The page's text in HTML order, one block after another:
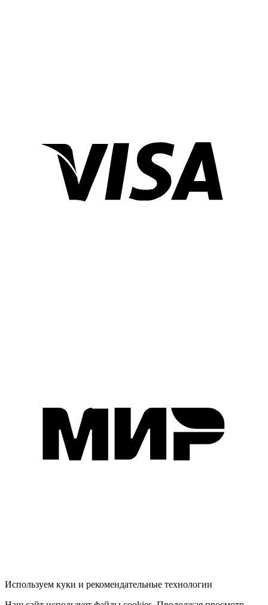
Используем куки и рекомендательные технологии